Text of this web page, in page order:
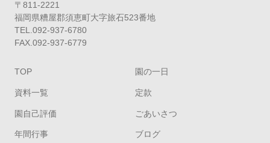
〒811-2221
福岡県糟屋郡須恵町大字旅石523番地
TEL.092-937-6780
FAX.092-937-6779
TOP 園の一日
資料一覧 定款
園自己評価 ごあいさつ
年間行事 ブログ